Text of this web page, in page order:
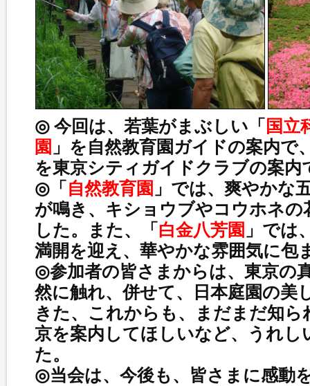
◎ 今回は、若葉がまぶしい「 国立
園 」を自然教育園ガイドの案内で
を東京シティガイドクラブの案
◎「 自然教育園 」では、爽やかな
が鳴き、キショウブやコウホネ
した。また、「 白金八芳園 」では
満開を迎え、華やかな雰囲気に包
◎参加者の皆さまからは、東京の
然に触れ、併せて、日本庭園の美
きた、これからも、まだまだ知
京を案内してほしいなど、うれし
た。
◎当会は、今後も、皆さまに感動